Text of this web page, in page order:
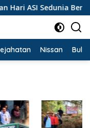
Sedunia Berlangsung
Nissan